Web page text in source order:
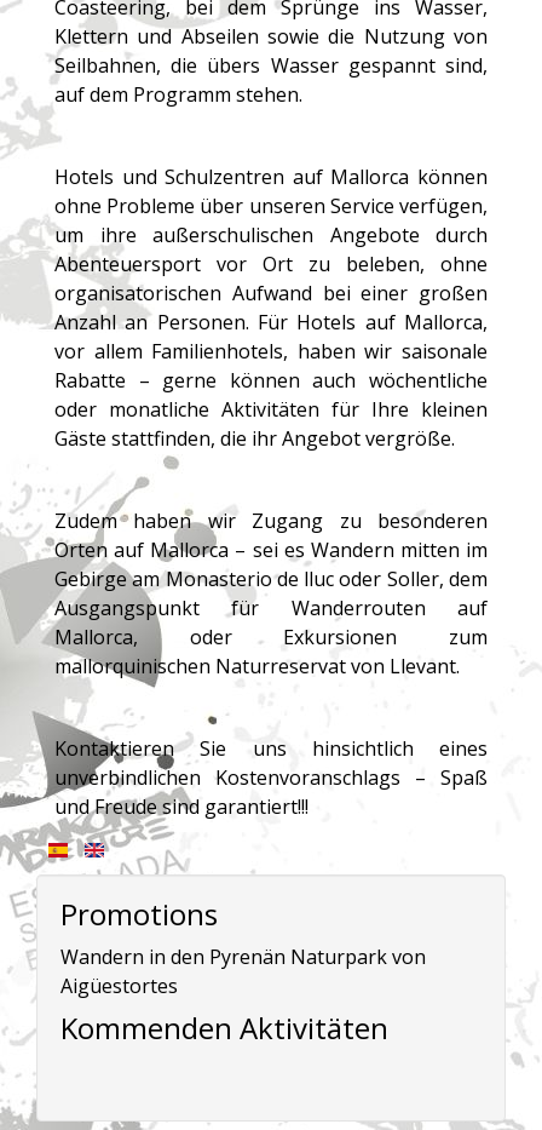
Coasteering, bei dem Sprünge ins Wasser,
Klettern und Abseilen sowie die Nutzung von
Seilbahnen, die übers Wasser gespannt sind,
auf dem Programm stehen.
Hotels und Schulzentren auf Mallorca können
ohne Probleme über unseren Service verfügen,
um ihre außerschulischen Angebote durch
Abenteuersport vor Ort zu beleben, ohne
organisatorischen Aufwand bei einer großen
Anzahl an Personen. Für Hotels auf Mallorca,
vor allem Familienhotels, haben wir saisonale
Rabatte – gerne können auch wöchentliche
oder monatliche Aktivitäten für Ihre kleinen
Gäste stattfinden, die ihr Angebot vergröße.
Zudem haben wir Zugang zu besonderen
Orten auf Mallorca – sei es Wandern mitten im
Gebirge am Monasterio de lluc oder Soller, dem
Ausgangspunkt für Wanderrouten auf
Mallorca, oder Exkursionen zum
mallorquinischen Naturreservat von Llevant.
Kontaktieren Sie uns hinsichtlich eines
unverbindlichen Kostenvoranschlags – Spaß
und Freude sind garantiert!!!
Promotions
Wandern in den Pyrenän Naturpark von
Aigüestortes
Kommenden Aktivitäten